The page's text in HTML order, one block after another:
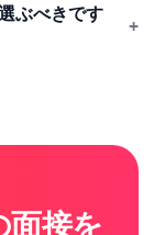
ぶべきです
+
面接を